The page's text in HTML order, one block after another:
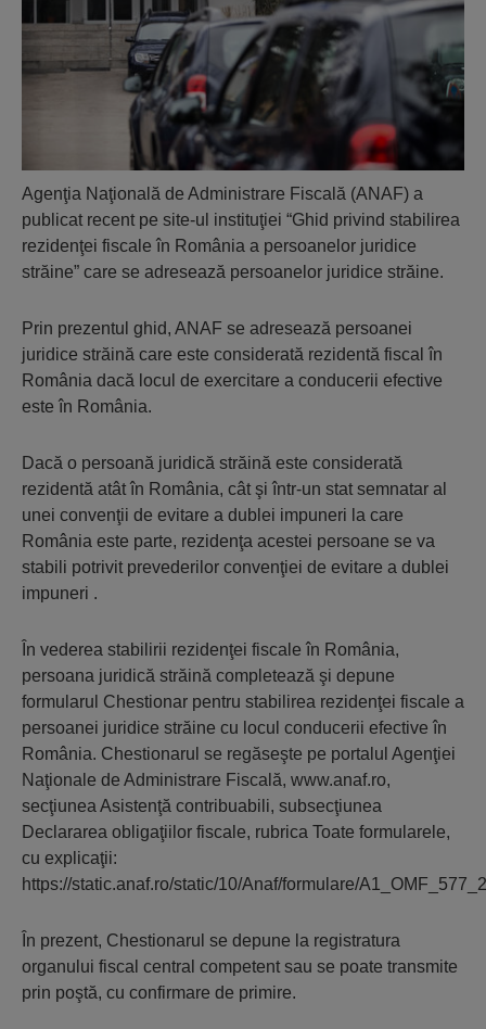
Agenţia Naţională de Administrare Fiscală (ANAF) a
publicat recent pe site-ul instituţiei “Ghid privind stabilirea
rezidenţei fiscale în România a persoanelor juridice
străine” care se adresează persoanelor juridice străine.
Prin prezentul ghid, ANAF se adresează persoanei
juridice străină care este considerată rezidentă fiscal în
România dacă locul de exercitare a conducerii efective
este în România.
Dacă o persoană juridică străină este considerată
rezidentă atât în România, cât şi într-un stat semnatar al
unei convenţii de evitare a dublei impuneri la care
România este parte, rezidenţa acestei persoane se va
stabili potrivit prevederilor convenţiei de evitare a dublei
impuneri .
În vederea stabilirii rezidenţei fiscale în România,
persoana juridică străină completează şi depune
formularul Chestionar pentru stabilirea rezidenţei fiscale a
persoanei juridice străine cu locul conducerii efective în
România. Chestionarul se regăseşte pe portalul Agenţiei
Naţionale de Administrare Fiscală, www.anaf.ro,
secţiunea Asistenţă contribuabili, subsecţiunea
Declararea obligaţiilor fiscale, rubrica Toate formularele,
cu explicaţii:
https://static.anaf.ro/static/10/Anaf/formulare/
În prezent, Chestionarul se depune la registratura
organului fiscal central competent sau se poate transmite
prin poştă, cu confirmare de primire.